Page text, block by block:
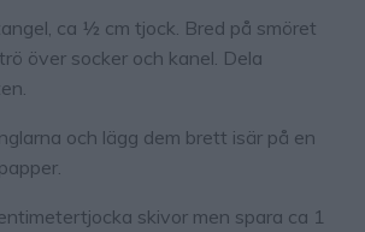
ca ½ cm tjock. Bred på smöret
över socker och kanel. Dela
och lägg dem brett isär på en
skivor men spara ca 1